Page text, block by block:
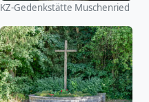
KZ-Gedenkstätte Muschenried